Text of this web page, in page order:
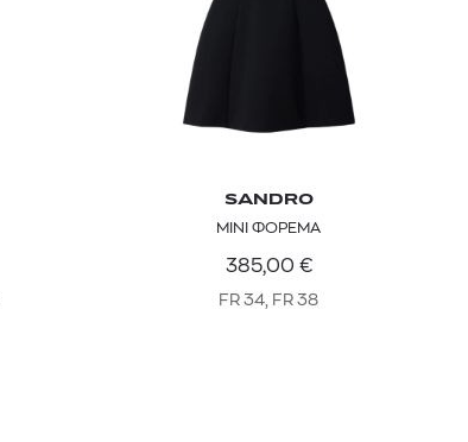
SANDRO
MINI ΦΟΡΕΜΑ
385,00 €
FR 34, FR 38